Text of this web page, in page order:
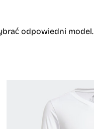
odpowiedni model.